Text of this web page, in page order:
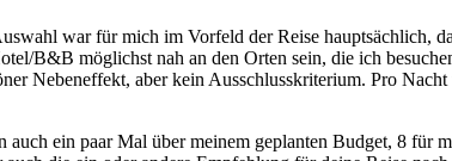
war für mich im Vorfeld der Reise hauptsächlich,
B&B möglichst nah an den Orten sein, die ich
Nebeneffekt, aber kein Ausschlusskriterium. Pro
ein paar Mal über meinem geplanten Budget, 8 für